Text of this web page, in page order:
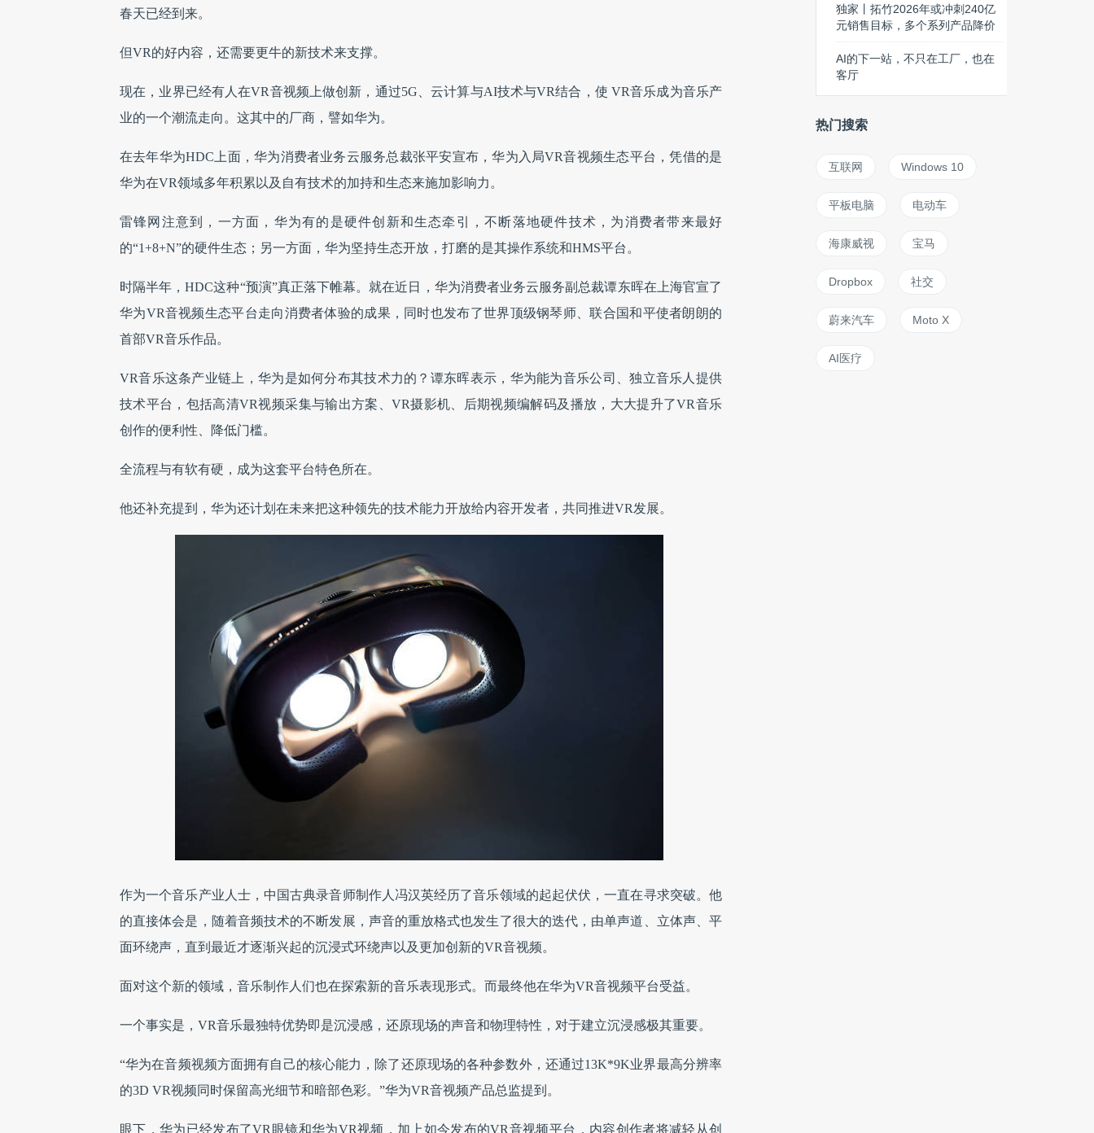
春天已经到来。
但VR的好内容，还需要更牛的新技术来支撑。
现在，业界已经有人在VR音视频上做创新，通过5G、云计算与AI技术与VR结合，使 VR音乐成为音乐产
业的一个潮流走向。这其中的厂商，譬如华为。
在去年华为HDC上面，华为消费者业务云服务总裁张平安宣布，华为入局VR音视频生态平台，凭借的是
华为在VR领域多年积累以及自有技术的加持和生态来施加影响力。
雷锋网注意到，一方面，华为有的是硬件创新和生态牵引，不断落地硬件技术，为消费者带来最好
的“1+8+N”的硬件生态；另一方面，华为坚持生态开放，打磨的是其操作系统和HMS平台。
时隔半年，HDC这种“预演”真正落下帷幕。就在近日，华为消费者业务云服务副总裁谭东晖在上海官宣了
华为VR音视频生态平台走向消费者体验的成果，同时也发布了世界顶级钢琴师、联合国和平使者朗朗的
首部VR音乐作品。
VR音乐这条产业链上，华为是如何分布其技术力的？谭东晖表示，华为能为音乐公司、独立音乐人提供
技术平台，包括高清VR视频采集与输出方案、VR摄影机、后期视频编解码及播放，大大提升了VR音乐
创作的便利性、降低门槛。
全流程与有软有硬，成为这套平台特色所在。
他还补充提到，华为还计划在未来把这种领先的技术能力开放给内容开发者，共同推进VR发展。
作为一个音乐产业人士，中国古典录音师制作人冯汉英经历了音乐领域的起起伏伏，一直在寻求突破。他
的直接体会是，随着音频技术的不断发展，声音的重放格式也发生了很大的迭代，由单声道、立体声、平
面环绕声，直到最近才逐渐兴起的沉浸式环绕声以及更加创新的VR音视频。
面对这个新的领域，音乐制作人们也在探索新的音乐表现形式。而最终他在华为VR音视频平台受益。
一个事实是，VR音乐最独特优势即是沉浸感，还原现场的声音和物理特性，对于建立沉浸感极其重要。
“华为在音频视频方面拥有自己的核心能力，除了还原现场的各种参数外，还通过13K*9K业界最高分辨率
的3D VR视频同时保留高光细节和暗部色彩。”华为VR音视频产品总监提到。
眼下，华为已经发布了VR眼镜和华为VR视频，加上如今发布的VR音视频平台，内容创作者将减轻从创
独家丨拓竹2026年或冲刺240亿
元销售目标，多个系列产品降价
AI的下一站，不只在工厂，也在
客厅
热门搜索
互联网 Windows 10
平板电脑 电动车
海康威视 宝马
Dropbox 社交
蔚来汽车 Moto X
AI医疗